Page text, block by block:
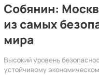
Собянин:
из самых
мира
Высокий уровень
устойчивому